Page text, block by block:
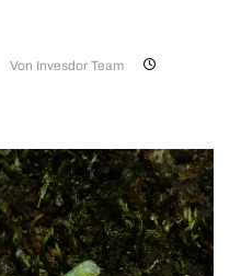
Von Invesdor Team